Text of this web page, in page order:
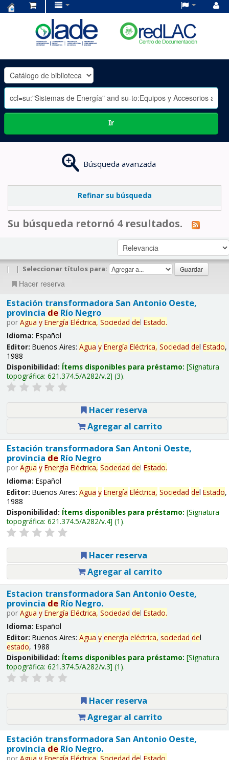
OLADE
-
Ir
Búsqueda avanzada
Refinar su búsqueda
Su búsqueda retornó 4 resultados.
| | Seleccionar títulos para:
Hacer reserva
Estación transformadora San Antonio Oeste,
provincia deRío Negro
por Agua y Energía Eléctrica, Sociedad del Estado.
Idioma: Español
Editor: Buenos Aires: Agua y Energía Eléctrica, Sociedad del Estado,
1988
Disponibilidad: Ítems disponibles para préstamo: Signatura
topográfica: 621.374.5/A282/v.2 (3).
Hacer reserva
Agregar al carrito
Estación transformadora San Antoni Oeste,
provincia deRío Negro
por Agua y Energía Eléctrica, Sociedad del Estado.
Idioma: Español
Editor: Buenos Aires: Agua y Energía Eléctrica, Sociedad del Estado,
1988
Disponibilidad: Ítems disponibles para préstamo: Signatura
topográfica: 621.374.5/A282/v.4 (1).
Hacer reserva
Agregar al carrito
Estacion transformadora San Antonio Oeste,
provincia deRío Negro.
por Agua y Energía Eléctrica, Sociedad del Estado.
Idioma: Español
Editor: Buenos Aires: Agua y energía eléctrica, sociedad del
estado, 1988
Disponibilidad: Ítems disponibles para préstamo: Signatura
topográfica: 621.374.5/A282/v.3 (1).
Hacer reserva
Agregar al carrito
Estación transformadora San Antonio Oeste,
provincia deRío Negro.